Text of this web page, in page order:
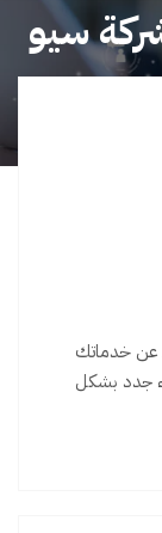
سيو
عن خدماتك
جدد بشكل